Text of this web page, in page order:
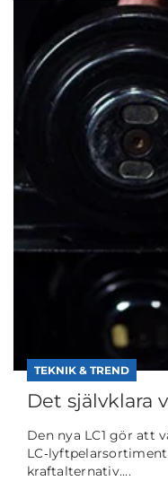
TEKNIK & TREND
Det självklara
Den nya LC1 gör att
kraftalternativ....